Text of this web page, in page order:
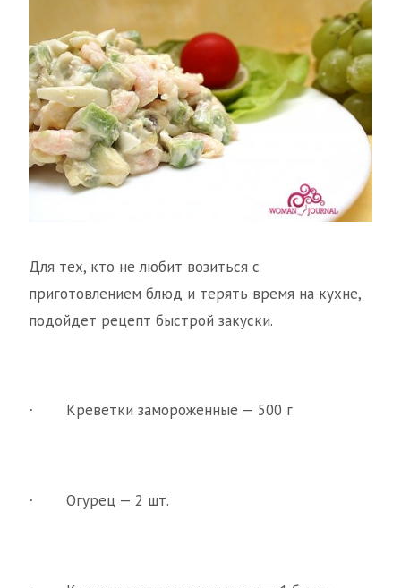
Для тех, кто не любит возиться с
приготовлением блюд и терять время на кухне,
подойдет рецепт быстрой закуски.
· Креветки замороженные — 500 г
· Огурец — 2 шт.